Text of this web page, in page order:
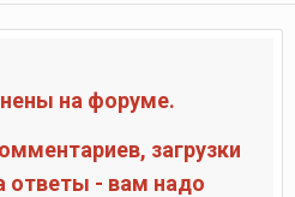
на форуме.
загрузки
ответы - вам надо